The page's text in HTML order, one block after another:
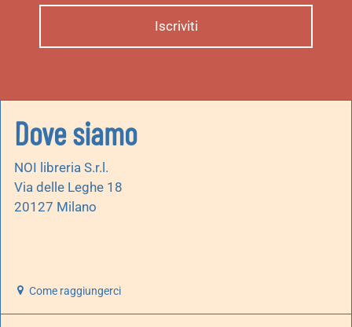
Dove siamo
NOI libreria S.r.l.
Via delle Leghe 18
20127 Milano
Come raggiungerci